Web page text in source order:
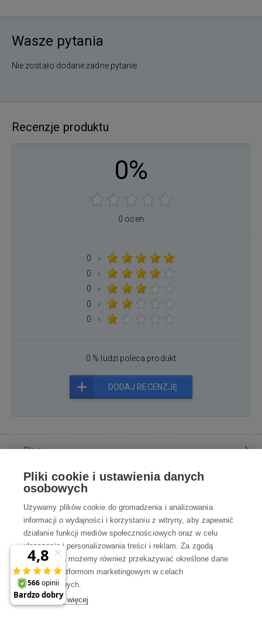
Wasze pytania
Nie zostało dodane żadne pytanie.
Recenzje produktu
0%
0 ocen
0
×
0
×
0
×
0
×
0
×
0 % ludzi poleca produkt
DODAJ RECENZJĘ
Blog
Poradnia
Wszystko o zakupach
Kontakt
Skontaktuj się z Nami
Pliki cookie i ustawienia danych
osobowych
Używamy plików cookie do gromadzenia i analizowania
informacji o wydajności i korzystaniu z witryny, aby zapewnić
działanie funkcji mediów społecznościowych oraz w celu
ulepszania i personalizowania treści i reklam. Za zgodą
użytkownika możemy również przekazywać określone dane
osobowe platformom marketingowym w celach
marketingowych.
Dowiedz się więcej